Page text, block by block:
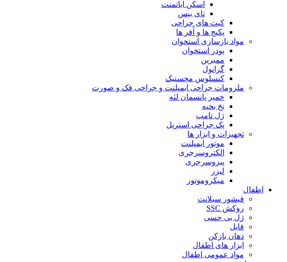
اسکن اباتمنت
تای بیس
کیت های جراحی
پکیج ها و آفر ها
مواد بازسازی استخوان
پودر استخوان
ممبرین
گرانول
کنسلوس مچستیک
ملزومات جراحی ایمپلنت و جراحی فک و صورت
خمیر پانسمان لثه
نخ بخیه
ژل تامپ
پک جراحی استریل
تجهیزات و ابزار ها
موتور ایمپلنت
الکتروسرجری
پیزوسرجری
لیزر
میکروموتور
اطفال
فیشور سیلانت
روکش SSC
ژل بی حسی
فایل
دهان بازکن
ابزار های اطفال
مواد عمومی اطفال